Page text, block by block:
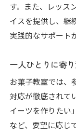
す。また、レッス
イスを提供し、継
実践的なサポート
一人ひとりに寄
お菓子教室では、
対応が徹底されて
イーツを作りたい
など、要望に応じ